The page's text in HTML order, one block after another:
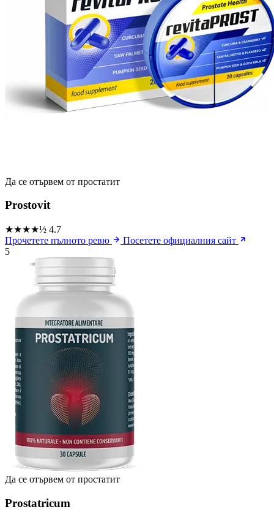
Да се ​​отървем от простатит
Prostovit
★★★★½ 4.7
Прочетете пълното ревю
Посетете официалния сайт
5
Да се ​​отървем от простатит
Prostatricum